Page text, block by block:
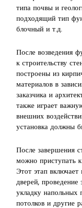
типа почвы и
подходящий тип
блочный и т.д.
После возведения
к строительству
построены из
материалов в
заказчика и
также играет
внешних
установка должны
После завершения
можно приступать
Этот этап включает
дверей, проведение
укладку напольных
потолков и другие